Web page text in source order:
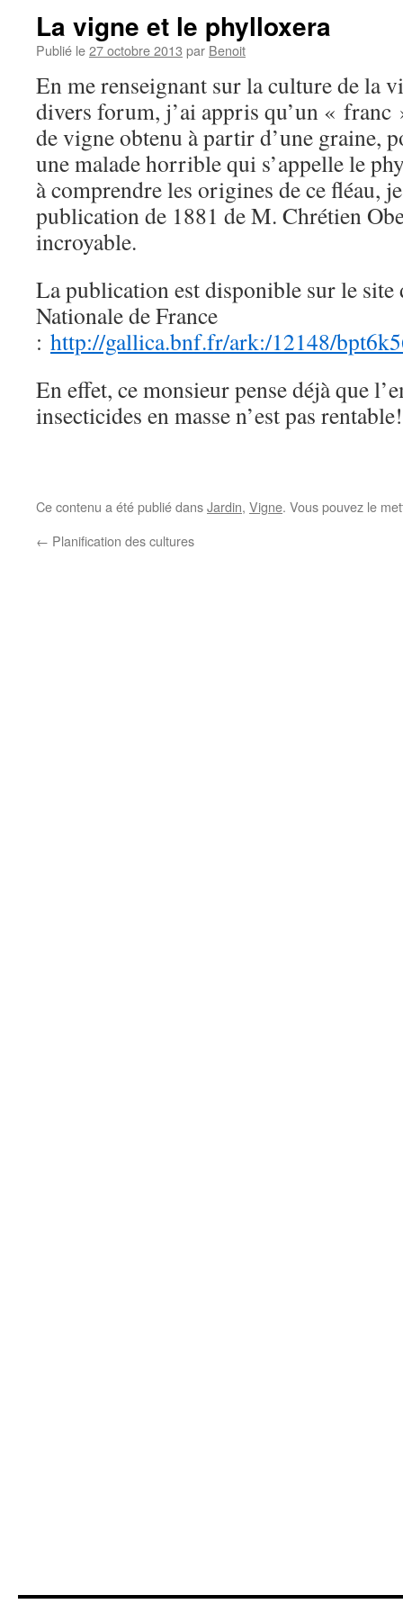
La vigne et le phylloxera
Publié le27 octobre 2013 par Benoit
En me renseignant sur la culture de la
divers forum, j’ai appris qu’un « franc
de vigne obtenu à partir d’une graine,
une malade horrible qui s’appelle le
à comprendre les origines de ce fléau,
publication de 1881 de M. Chrétien
incroyable.
La publication est disponible sur le
Nationale de France
: http://gallica.bnf.fr/ark:/12148/
En effet, ce monsieur pense déjà que
insecticides en masse n’est pas rentable!
Ce contenu a été publié dansJardin, Vigne. Vous pouvez le
← Planification des cultures